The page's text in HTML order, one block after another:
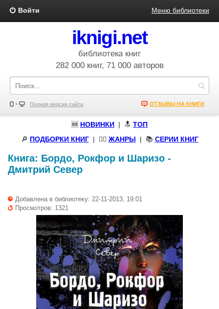
Войти Меню библиотеки
iknigi.net
библиотека книг
282 000 книг, 71 000 авторов
Полная версия сайта ОТЗЫВЫ НА КНИГИ
🆕 НОВИНКИ | 🔝 ТОП
🔎 ПОДБОРКИ КНИГ| 🧝‍♀️ ЖАНРЫ | 📚 СЕРИИ КНИГ
Книга: Бордо, Рокфор и Шаризо -
Дмитрий Север
Добавлена в библиотеку: 22-11-2013, 19:01
Просмотров: 1321